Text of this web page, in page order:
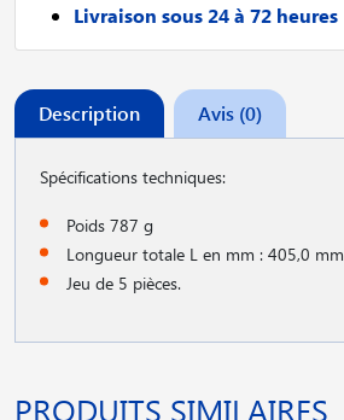
Livraison sous 24 à 72 heures
Description Avis (0)
Spécifications techniques:
Poids 787 g
Longueur totale L en mm : 405,0 mm
Jeu de 5 pièces.
PRODUITS SIMILAIRES